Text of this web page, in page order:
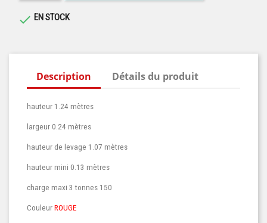
 EN STOCK
Description Détails du produit
hauteur 1.24 mètres
largeur 0.24 mètres
hauteur de levage 1.07 mètres
hauteur mini 0.13 mètres
charge maxi 3 tonnes 150
Couleur ROUGE